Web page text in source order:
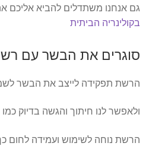
גם אנחנו משתדלים להביא אליכם
בקולינריה הביתית
סוגרים את הבשר עם
הרשת תפקידה לייצב את הבשר
ולאפשר לנו חיתוך והגשה בדיוק
הרשת נוחה לשימוש ועמידה לחום